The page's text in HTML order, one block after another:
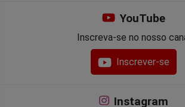
YouTube
Inscreva-se no nosso
Inscrever-se
Instagram